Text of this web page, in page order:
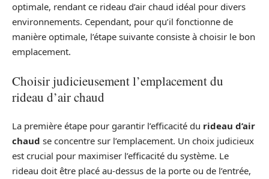
optimale, rendant ce rideau d’air chaud idéal pour divers
environnements. Cependant, pour qu’il fonctionne de
manière optimale, l’étape suivante consiste à choisir le bon
emplacement.
Choisir judicieusement l’emplacement du
rideau d’air chaud
La première étape pour garantir l’efficacité du rideau d’air
chaud se concentre sur l’emplacement. Un choix judicieux
est crucial pour maximiser l’efficacité du système. Le
rideau doit être placé au-dessus de la porte ou de l’entrée,